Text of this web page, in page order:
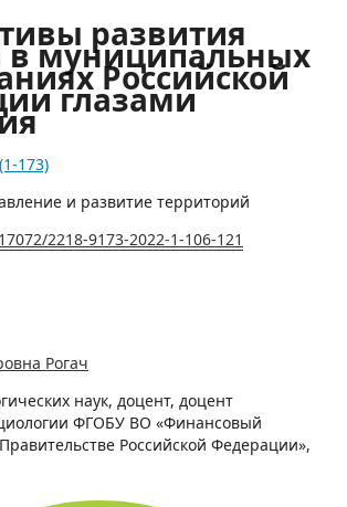
развития
в муниципальных
Российской
глазами
173)
и развитие территорий
2218-9173-2022-1-106-121
Рогач
наук, доцент, доцент
ФГОБУ ВО «Финансовый
Российской Федерации»,